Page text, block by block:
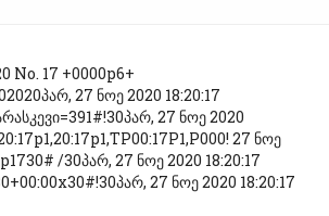
No. 17 +0000p6+
27 ნოე 2020 18:20:17
27 ნოე 2020
27 ნოე
/30პარ, 27 ნოე 2020 18:20:17
27 ნოე 2020 18:20:17